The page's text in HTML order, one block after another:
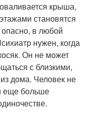
крыша,
становятся
в любой
нужен, когда
Он не может
с близкими,
дома. Человек не
еще больше